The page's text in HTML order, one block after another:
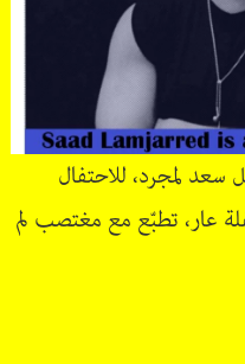
لمجرد، للاحتفال
عار، تطبّع مع مغتصب لم